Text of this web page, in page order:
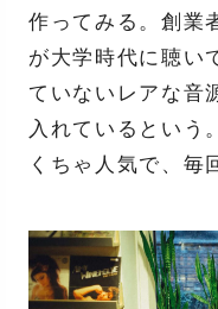
作ってみる。創業
が大学時代に聴い
ていないレアな音
入れているという
くちゃ人気で、毎